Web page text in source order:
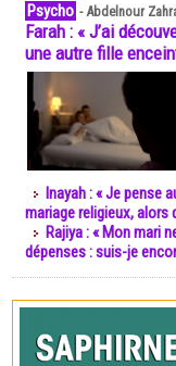
Psycho -Abdelnour
Farah : « J’ai
une autre fille
Inayah : « Je pense
mariage religieux, alors
Rajiya : « Mon mari
dépenses : suis-je